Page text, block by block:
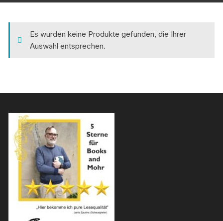
Es wurden keine Produkte gefunden, die Ihrer
Auswahl entsprechen.